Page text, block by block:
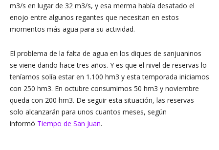
m3/s en lugar de 32 m3/s, y esa merma había desatado el
enojo entre algunos regantes que necesitan en estos
momentos más agua para su actividad.
El problema de la falta de agua en los diques de sanjuaninos
se viene dando hace tres años. Y es que el nivel de reservas lo
teníamos solía estar en 1.100 hm3 y esta temporada iniciamos
con 250 hm3. En octubre consumimos 50 hm3 y noviembre
queda con 200 hm3. De seguir esta situación, las reservas
solo alcanzarán para unos cuantos meses, según
informó Tiempo de San Juan.